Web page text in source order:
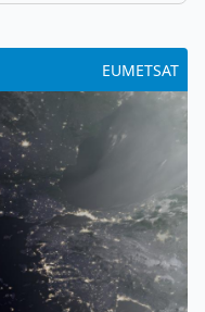
EUMETSAT